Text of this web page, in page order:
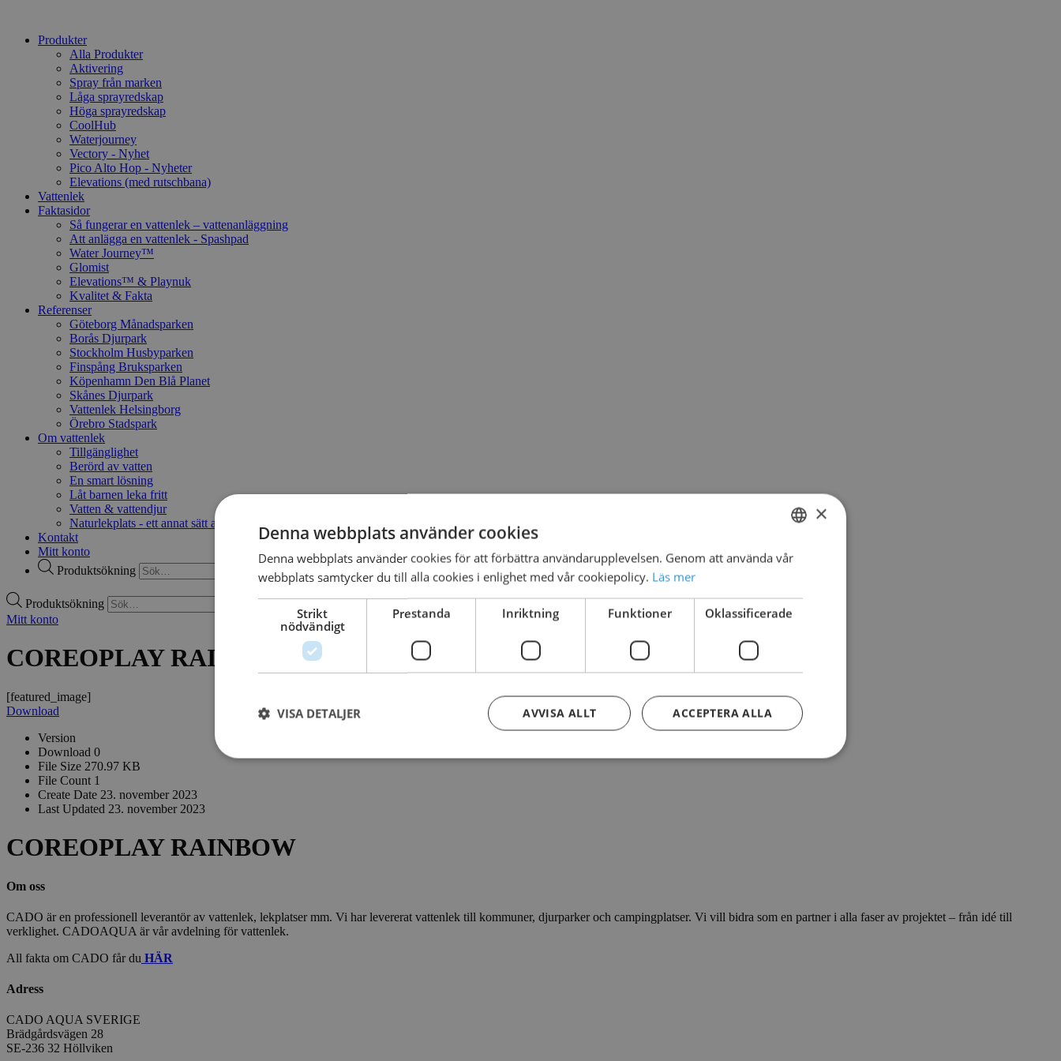
Produkter
Alla Produkter
Aktivering
Spray från marken
Låga sprayredskap
Höga sprayredskap
CoolHub
Waterjourney
Vectory - Nyhet
Pico Alto Hop - Nyheter
Elevations (med rutschbana)
Vattenlek
Faktasidor
Så fungerar en vattenlek – vattenanläggning
Att anlägga en vattenlek - Spashpad
Water Journey™
Glomist
Elevations™ & Playnuk
Kvalitet & Fakta
Referenser
Göteborg Månadsparken
Borås Djurpark
Stockholm Husbyparken
Finspång Bruksparken
Köpenhamn Den Blå Planet
Skånes Djurpark
Vattenlek Helsingborg
Örebro Stadspark
Om vattenlek
Tillgänglighet
Berörd av vatten
En smart lösning
Låt barnen leka fritt
Vatten & vattendjur
Naturlekplats - ett annat sätt att leka
Kontakt
Mitt konto
Produktsökning
Produktsökning
Mitt konto
COREOPLAY RAINBOW
[featured_image]
Download
Version
Download 0
File Size 270.97 KB
File Count 1
Create Date 23. november 2023
Last Updated 23. november 2023
COREOPLAY RAINBOW
Om oss
CADO är en professionell leverantör av vattenlek, lekplatser mm. Vi har levererat vattenlek till kommuner, djurparker och campingplatser. Vi vill bidra som en partner i alla faser av projektet – från idé till
verklighet. CADOAQUA är vår avdelning för vattenlek.
All fakta om CADO får du HÄR
Adress
CADO AQUA SVERIGE
Brädgårdsvägen 28
SE-236 32 Höllviken
SWEDISH
×
Denna webbplats använder cookies
Denna webbplats använder cookies för att förbättra användarupplevelsen. Genom att använda vår
webbplats samtycker du till alla cookies i enlighet med vår cookiepolicy. Läs mer
Strikt
nödvändigt
Prestanda Inriktning Funktioner Oklassificerade
ACCEPTERA ALLA
AVVISA ALLT
VISA DETALJER